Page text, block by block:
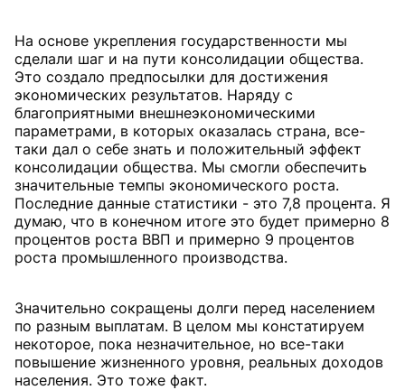
На основе укрепления государственности мы
сделали шаг и на пути консолидации общества.
Это создало предпосылки для достижения
экономических результатов. Наряду с
благоприятными внешнеэкономическими
параметрами, в которых оказалась страна, все-
таки дал о себе знать и положительный эффект
консолидации общества. Мы смогли обеспечить
значительные темпы экономического роста.
Последние данные статистики - это 7,8 процента. Я
думаю, что в конечном итоге это будет примерно 8
процентов роста ВВП и примерно 9 процентов
роста промышленного производства.
Значительно сокращены долги перед населением
по разным выплатам. В целом мы констатируем
некоторое, пока незначительное, но все-таки
повышение жизненного уровня, реальных доходов
населения. Это тоже факт.